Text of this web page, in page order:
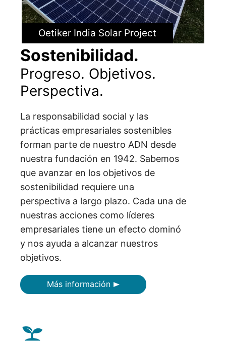
Oetiker India Solar Project
Sostenibilidad.
Progreso. Objetivos.
Perspectiva.
La responsabilidad social y las
prácticas empresariales sostenibles
forman parte de nuestro ADN desde
nuestra fundación en 1942. Sabemos
que avanzar en los objetivos de
sostenibilidad requiere una
perspectiva a largo plazo. Cada una de
nuestras acciones como líderes
empresariales tiene un efecto dominó
y nos ayuda a alcanzar nuestros
objetivos.
Más información